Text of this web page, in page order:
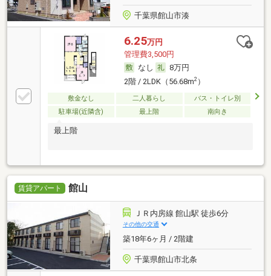
千葉県館山市湊
6.25万円
管理費3,500円
なし
8万円
2階 / 2LDK（56.68m2）
敷金なし 二人暮らし
バス・トイレ別
駐車場(近隣含)
最上階 南向き
最上階
賃貸アパート 館山
ＪＲ内房線 館山駅 徒歩6分
その他の交通
築18年6ヶ月 / 2階建
千葉県館山市北条